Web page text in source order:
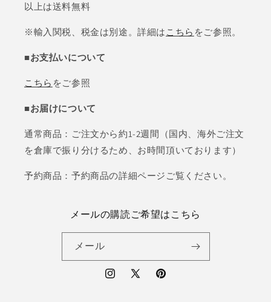
以上は送料無料
※輸入関税、税金は別途。詳細は こちら をご参照。
■お支払いについて
こちら をご参照
■お届けについて
通常商品：ご注文から約1-2週間（国内、海外ご注文
を倉庫で振り分けるため、お時間頂いております）
予約商品：予約商品の詳細ページご覧ください。
メールの購読ご希望はこちら
メール
Instagram
X
Pinterest